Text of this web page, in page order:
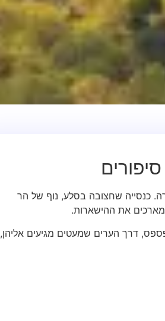
כנסייה שחצובה בסלע, נוף של הר
את ההישארות.
דרך הערים שמעטים מגיעים אליהן,